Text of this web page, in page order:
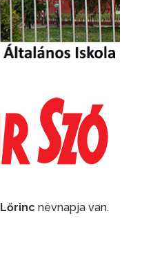
Lőrinc névnapja van.